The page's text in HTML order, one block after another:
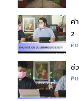
ค่
2
ศิ
ช่
ศิ